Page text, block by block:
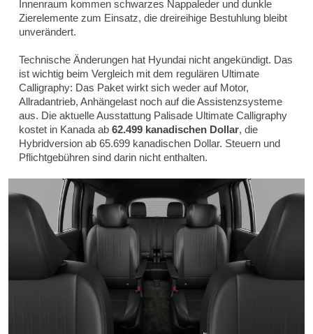
Innenraum kommen schwarzes Nappaleder und dunkle
Zierelemente zum Einsatz, die dreireihige Bestuhlung bleibt
unverändert.
Technische Änderungen hat Hyundai nicht angekündigt. Das
ist wichtig beim Vergleich mit dem regulären Ultimate
Calligraphy: Das Paket wirkt sich weder auf Motor,
Allradantrieb, Anhängelast noch auf die Assistenzsysteme
aus. Die aktuelle Ausstattung Palisade Ultimate Calligraphy
kostet in Kanada ab 62.499 kanadischen Dollar, die
Hybridversion ab 65.699 kanadischen Dollar. Steuern und
Pflichtgebühren sind darin nicht enthalten.